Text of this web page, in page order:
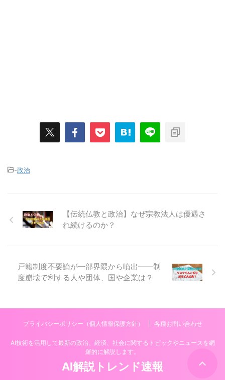
-政治
【伝統仏教と政治】なぜ宗教法人は優遇さ
れ続けるのか？
戸籍制度不要論が一部界隈から噴出——制
度崩壊で利する人や団体、国や企業は？
プライバシーポリシー（個人情報保護方針） 各種お問い合わせ
AI技術を活用して最新の政治、経済、社会に関するトピックやニュースを網
羅的に解説します。
AI解説トレンド速報